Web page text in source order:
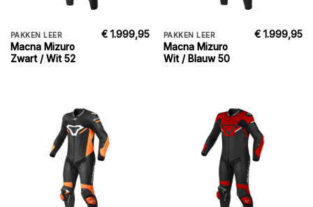
PAKKEN LEER
Macna Mizuro
Zwart / Wit 52
€ 1.999,95 PAKKEN LEER
Macna Mizuro
Wit / Blauw 50
€ 1.999,95